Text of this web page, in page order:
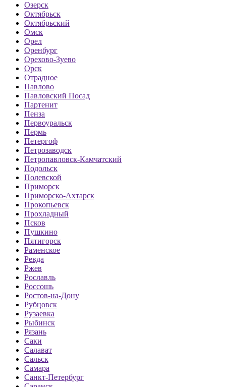
Озерск
Октябрьск
Октябрьский
Омск
Орел
Оренбург
Орехово-Зуево
Орск
Отрадное
Павлово
Павловский Посад
Партенит
Пенза
Первоуральск
Пермь
Петергоф
Петрозаводск
Петропавловск-Камчатский
Подольск
Полевской
Приморск
Приморско-Ахтарск
Прокопьевск
Прохладный
Псков
Пушкино
Пятигорск
Раменское
Ревда
Ржев
Рославль
Россошь
Ростов-на-Дону
Рубцовск
Рузаевка
Рыбинск
Рязань
Саки
Салават
Сальск
Самара
Санкт-Петербург